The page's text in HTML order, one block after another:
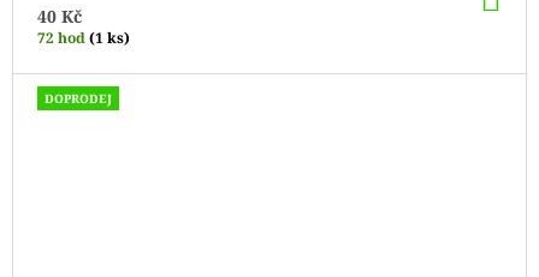
40 Kč
72 hod(1 ks)
DOPRODEJ